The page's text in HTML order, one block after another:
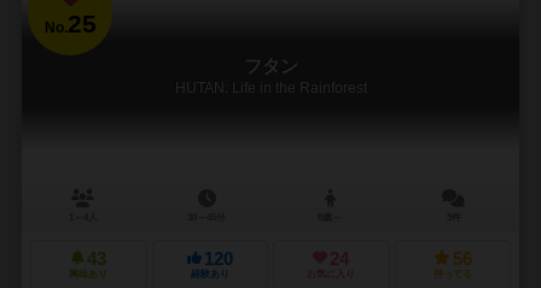
No.25
フタン
HUTAN: Life in the Rainforest
43
興味あり
120
経験あり
24
お気に入り
56
持ってる